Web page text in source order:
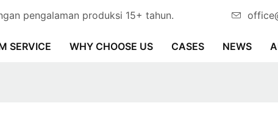
pengalaman produksi 15+ tahun.
SERVICE WHY CHOOSE US CASES NEWS